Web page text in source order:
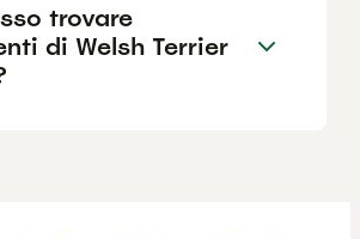
trovare
di Welsh Terrier